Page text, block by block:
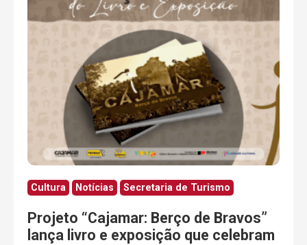
Cultura Notícias Secretaria de Turismo
Projeto “Cajamar: Berço de Bravos”
lança livro e exposição que celebram